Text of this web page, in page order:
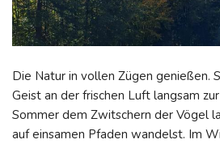
Die Natur in vollen Zügen genießen.
Geist an der frischen Luft langsam
Sommer dem Zwitschern der Vögel
auf einsamen Pfaden wandelst. Im